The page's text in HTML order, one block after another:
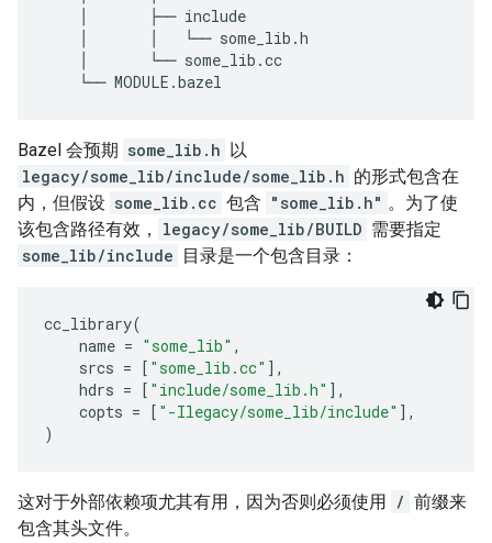
├── include
└── some_lib .h
└── some_lib .cc
└── MODULE .bazel
Bazel 会预期 some_lib.h 以
legacy/some_lib/include/some_lib.h 的形式包含在
内，但假设 some_lib.cc 包含 "some_lib.h" 。为了使
该包含路径有效，
legacy/some_lib/BUILD 需要指定
some_lib/include 目录是一个包含目录：
cc_library(
name = "some_lib" ,
srcs = [ "some_lib.cc" ],
hdrs = [ "include/some_lib.h" ],
copts = [ "-Ilegacy/some_lib/include" ],
)
这对于外部依赖项尤其有用，因为否则必须使用 / 前缀来
包含其头文件。